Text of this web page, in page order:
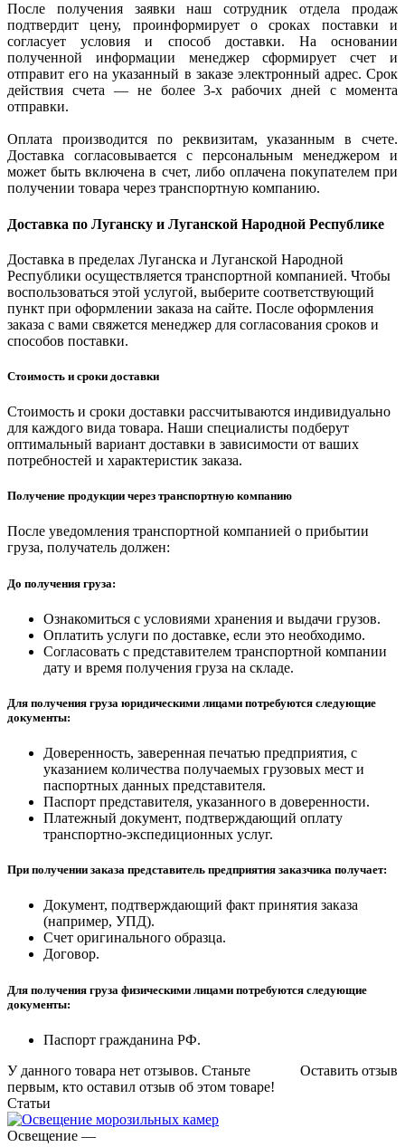
После получения заявки наш сотрудник отдела продаж
подтвердит цену, проинформирует о сроках поставки и
согласует условия и способ доставки. На основании
полученной информации менеджер сформирует счет и
отправит его на указанный в заказе электронный адрес. Срок
действия счета — не более 3-х рабочих дней с момента
отправки.
Оплата производится по реквизитам, указанным в счете.
Доставка согласовывается с персональным менеджером и
может быть включена в счет, либо оплачена покупателем при
получении товара через транспортную компанию.
Доставка по Луганску и Луганской Народной Республике
Доставка в пределах Луганска и Луганской Народной
Республики осуществляется транспортной компанией. Чтобы
воспользоваться этой услугой, выберите соответствующий
пункт при оформлении заказа на сайте. После оформления
заказа с вами свяжется менеджер для согласования сроков и
способов поставки.
Стоимость и сроки доставки
Стоимость и сроки доставки рассчитываются индивидуально
для каждого вида товара. Наши специалисты подберут
оптимальный вариант доставки в зависимости от ваших
потребностей и характеристик заказа.
Получение продукции через транспортную компанию
После уведомления транспортной компанией о прибытии
груза, получатель должен:
До получения груза:
Ознакомиться с условиями хранения и выдачи грузов.
Оплатить услуги по доставке, если это необходимо.
Согласовать с представителем транспортной компании
дату и время получения груза на складе.
Для получения груза юридическими лицами потребуются следующие
документы:
Доверенность, заверенная печатью предприятия, с
указанием количества получаемых грузовых мест и
паспортных данных представителя.
Паспорт представителя, указанного в доверенности.
Платежный документ, подтверждающий оплату
транспортно-экспедиционных услуг.
При получении заказа представитель предприятия заказчика получает:
Документ, подтверждающий факт принятия заказа
(например, УПД).
Счет оригинального образца.
Договор.
Для получения груза физическими лицами потребуются следующие
документы:
Паспорт гражданина РФ.
Оставить отзыв
У данного товара нет отзывов. Станьте
первым, кто оставил отзыв об этом товаре!
Статьи
Освещение —